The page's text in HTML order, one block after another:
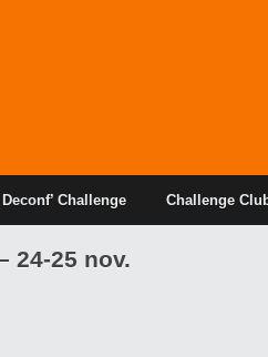
Deconf’ Challenge Challenge
24-25 nov.